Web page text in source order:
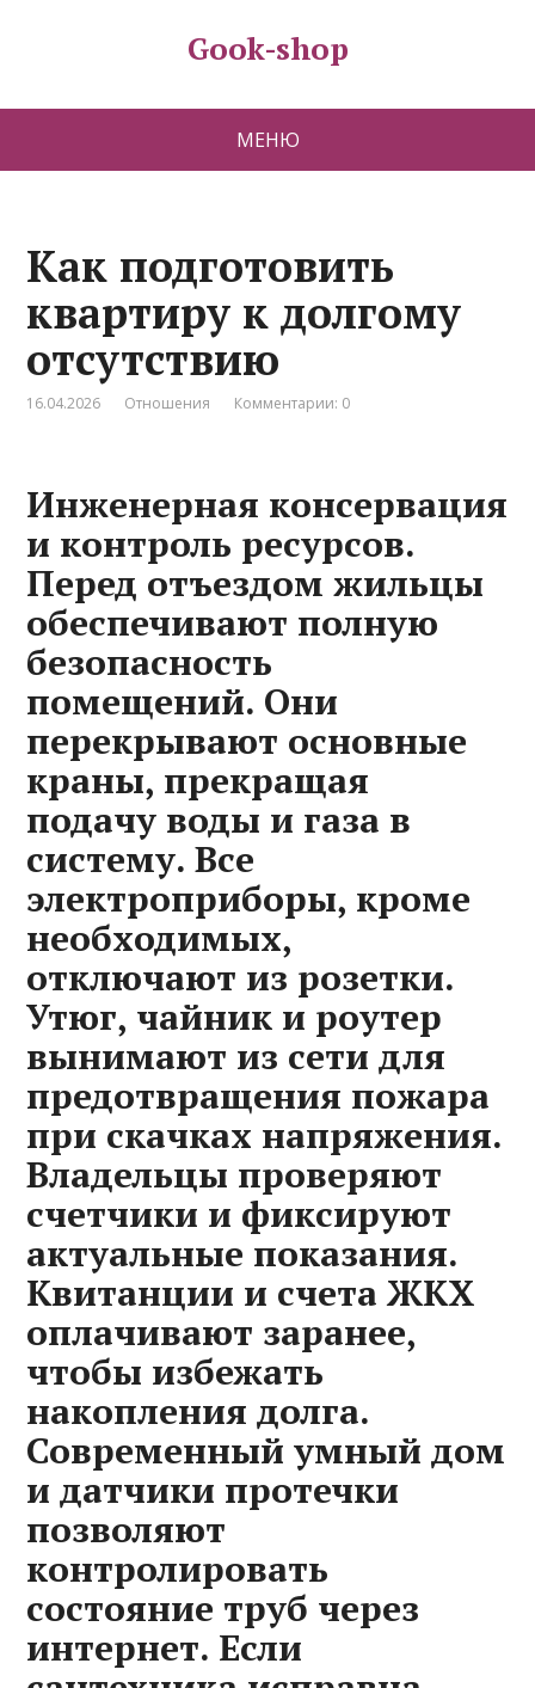
Gook-shop
МЕНЮ
Как подготовить
квартиру к долгому
отсутствию
16.04.2026 Отношения Комментарии: 0
Инженерная консервация
и контроль ресурсов.
Перед отъездом жильцы
обеспечивают полную
безопасность
помещений. Они
перекрывают основные
краны, прекращая
подачу воды и газа в
систему. Все
электроприборы, кроме
необходимых,
отключают из розетки.
Утюг, чайник и роутер
вынимают из сети для
предотвращения пожара
при скачках напряжения.
Владельцы проверяют
счетчики и фиксируют
актуальные показания.
Квитанции и счета ЖКХ
оплачивают заранее,
чтобы избежать
накопления долга.
Современный умный дом
и датчики протечки
позволяют
контролировать
состояние труб через
интернет. Если